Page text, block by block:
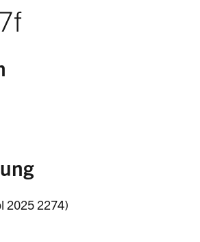
2025 2274)